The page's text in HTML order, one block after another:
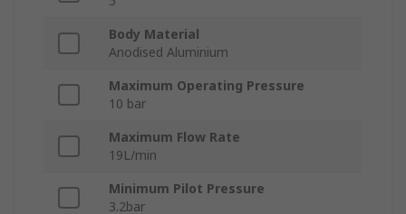
Body Material
Anodised Aluminium
Maximum Operating Pressure
10 bar
Maximum Flow Rate
19L/min
Minimum Pilot Pressure
3.2bar